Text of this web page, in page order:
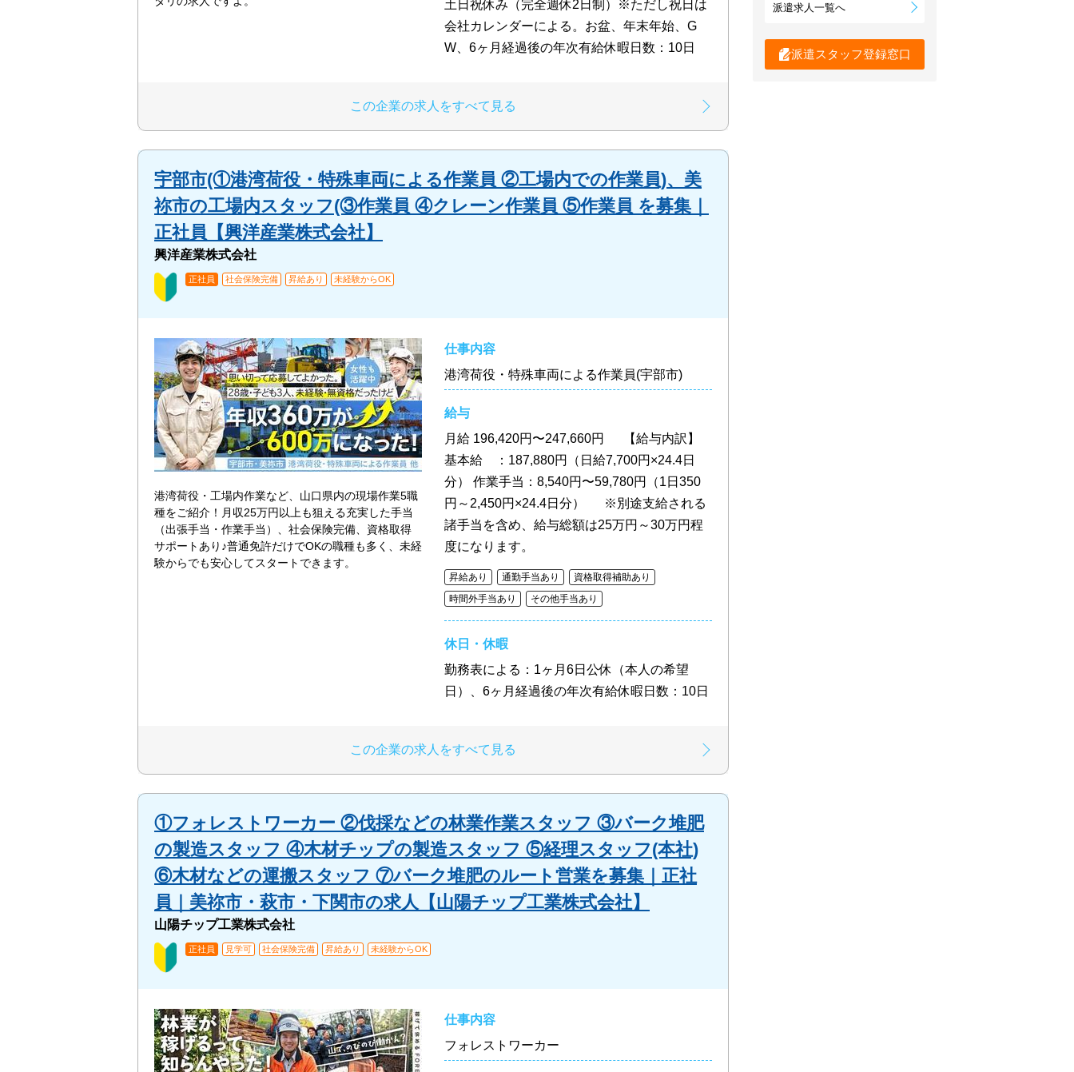
土日祝休み（完全週休2日制）※ただし祝日は
会社カレンダーによる。お盆、年末年始、G
W、6ヶ月経過後の年次有給休暇日数：10日
この企業の求人をすべて見る
宇部市(①港湾荷役・特殊車両による作業員 ②工場内での作業員)、美
祢市の工場内スタッフ(③作業員 ④クレーン作業員 ⑤作業員 を募集｜
正社員【興洋産業株式会社】
興洋産業株式会社
正社員 社会保険完備 昇給あり 未経験からOK
港湾荷役・工場内作業など、山口県内の現場作業5職
種をご紹介！月収25万円以上も狙える充実した手当
（出張手当・作業手当）、社会保険完備、資格取得
サポートあり♪普通免許だけでOKの職種も多く、未経
験からでも安心してスタートできます。
仕事内容
港湾荷役・特殊車両による作業員(宇部市)
給与
月給 196,420円〜247,660円 【給与内訳】
基本給 ：187,880円（日給7,700円×24.4日
分） 作業手当：8,540円〜59,780円（1日350
円～2,450円×24.4日分） ※別途支給される
諸手当を含め、給与総額は25万円～30万円程
度になります。
昇給あり 通勤手当あり
資格取得補助あり
時間外手当あり
その他手当あり
休日・休暇
勤務表による：1ヶ月6日公休（本人の希望
日）、6ヶ月経過後の年次有給休暇日数：10日
この企業の求人をすべて見る
①フォレストワーカー ②伐採などの林業作業スタッフ ③バーク堆肥
の製造スタッフ ④木材チップの製造スタッフ ⑤経理スタッフ(本社)
⑥木材などの運搬スタッフ ⑦バーク堆肥のルート営業を募集｜正社
員｜美祢市・萩市・下関市の求人【山陽チップ工業株式会社】
山陽チップ工業株式会社
正社員 見学可 社会保険完備 昇給あり 未経験からOK
仕事内容
フォレストワーカー
派遣求人一覧へ
派遣スタッフ登録窓口